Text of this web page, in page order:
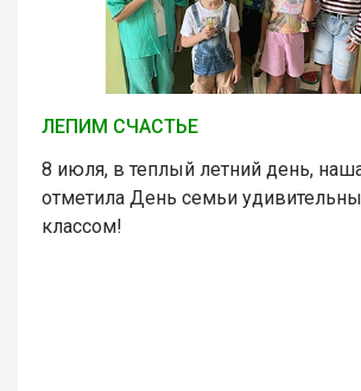
ЛЕПИМ СЧАСТЬЕ
8 июля, в теплый летний день,
отметила День семьи
классом!